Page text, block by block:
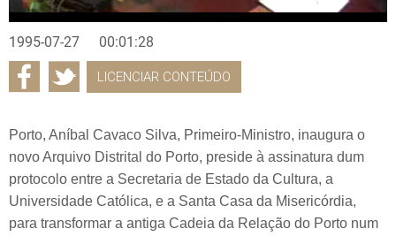
1995-07-27 00:01:28
LICENCIAR CONTEÚDO
Porto, Aníbal Cavaco Silva, Primeiro-Ministro, inaugura o
novo Arquivo Distrital do Porto, preside à assinatura dum
protocolo entre a Secretaria de Estado da Cultura, a
Universidade Católica, e a Santa Casa da Misericórdia,
para transformar a antiga Cadeia da Relação do Porto num